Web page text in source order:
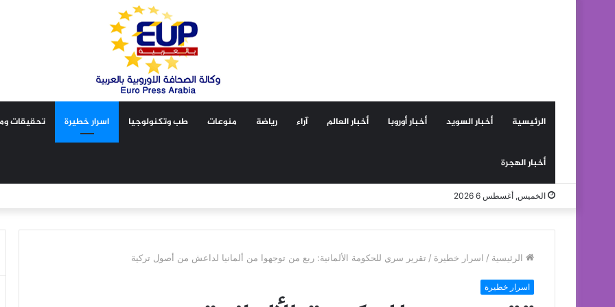
الرئيسية أخبار السويد أخبار أوروبا أخبار العالم آراء رياضة منوعات طب وتكنولوجيا اسرار خطيرة تحقيقات
أخبار الهجرة
الخميس, أغسطس 6 2026
الرئيسية / اسرار خطيرة / تقرير سري للحكومة الألمانية: ربع من توجهوا من ألمانيا لداعش من أصول تركية
اسرار خطيرة